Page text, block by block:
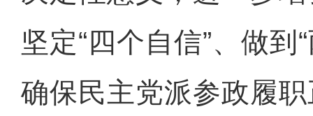
坚定“四个自信”、做到
确保民主党派参政履